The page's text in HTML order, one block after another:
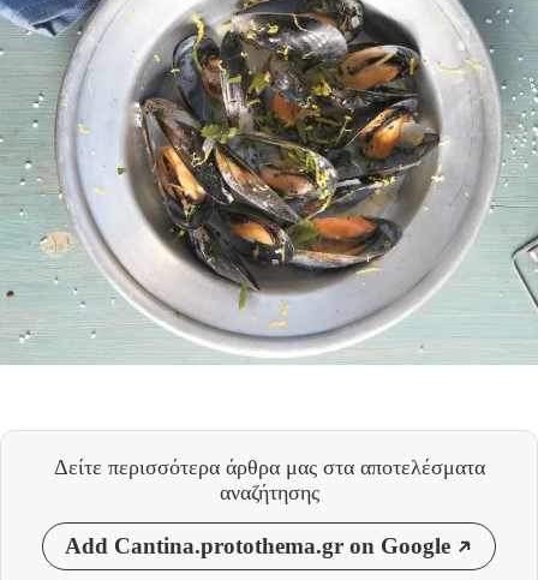
Δείτε περισσότερα άρθρα μας στα αποτελέσματα
αναζήτησης
Add Cantina.protothema.gr on Google